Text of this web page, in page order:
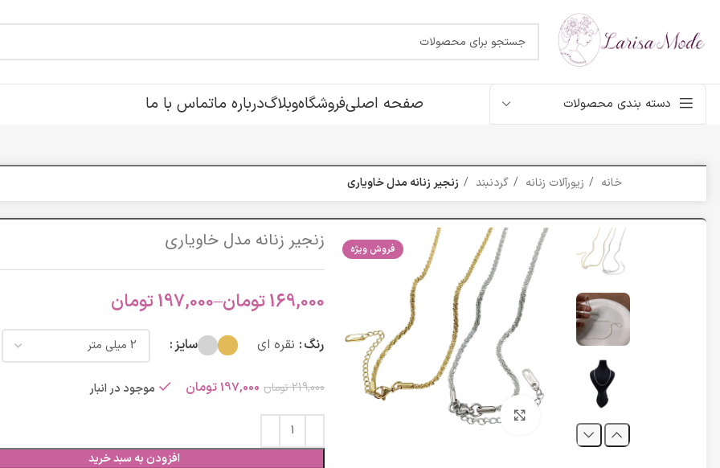
دسته بندی محصولات صفحه اصلیفروشگاهوبلاگدرباره ماتماس با ما
خانه زیورآلات زنانه گردنبند زنجیر زنانه مدل خاویاری
فروش ویژه
برای بزرگنمایی کلیک کنید
زنجیر زنانه مدل خاویاری
169,000تومان–
197,000تومان
رنگ نقره ای سایز
219,000تومان 197,000تومان موجود در انبار
افزودن به سبد خرید